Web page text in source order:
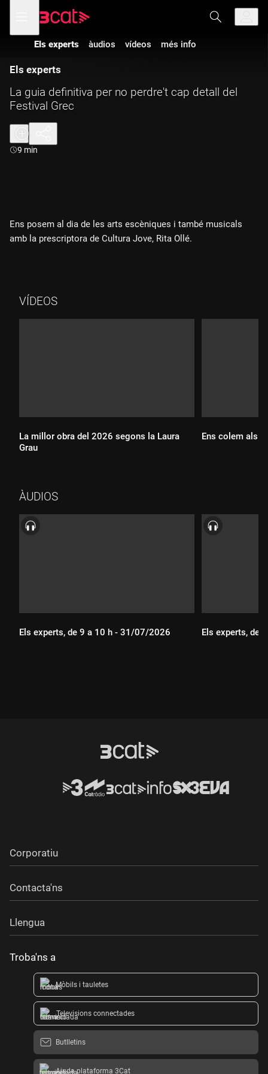
navegació
principal
menú
de
Els experts àudios vídeos més info
Els experts
La guia definitiva per no perdre't cap detall del
Festival Grec
Durada:
9 min
Ens posem al dia de les arts escèniques i també musicals
amb la prescriptora de Cultura Jove, Rita Ollé.
VÍDEOS
La millor obra del 2026 segons la Laura
Grau
Durada:
Ens colem als
ÀUDIOS
Els experts, de 9 a 10 h - 31/07/2026 Els experts, de
Corporatiu
Contacta'ns
Llengua
Troba'ns a
Mòbils i tauletes
Televisions connectades
Butlletins
Ajuda plataforma 3Cat